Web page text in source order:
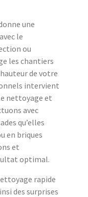
une
le
ou
les chantiers
de votre
intervient
nettoyage et
avec
qu’elles
en briques
et
optimal.
rapide
des surprises